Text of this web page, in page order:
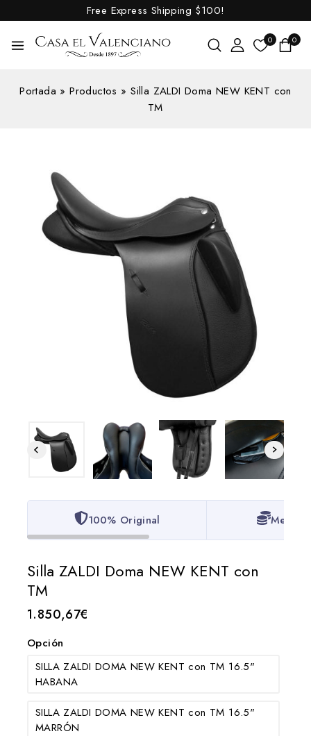
Free Express Shipping $100!
0 0
Portada »Productos »Silla ZALDI Doma NEW KENT con
TM
100% Original Mejor
Silla ZALDI Doma NEW KENT con
TM
1.850,67€
Opción
SILLA ZALDI DOMA NEW KENT con TM 16.5"
HABANA
SILLA ZALDI DOMA NEW KENT con TM 16.5"
MARRÓN